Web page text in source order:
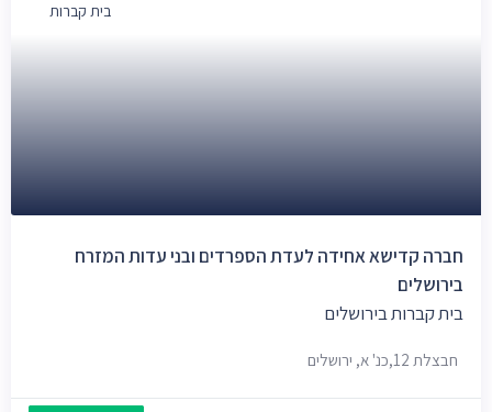
בית קברות
חברה קדישא אחידה לעדת הספרדים ובני עדות המזרח
בירושלים
בית קברות בירושלים
חבצלת 12,כנ' א, ירושלים